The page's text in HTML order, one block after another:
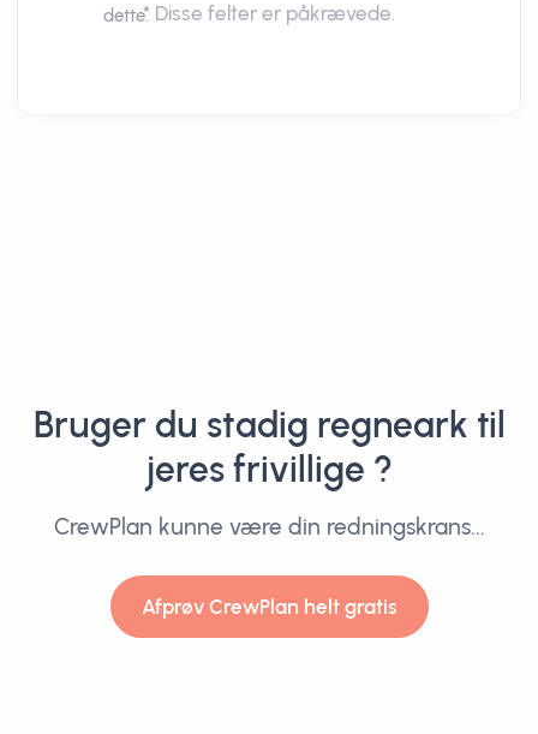
dette.
* Disse felter er påkrævede.
Bruger du stadig regneark til
jeres frivillige ?
CrewPlan kunne være din redningskrans...
Afprøv CrewPlan helt gratis